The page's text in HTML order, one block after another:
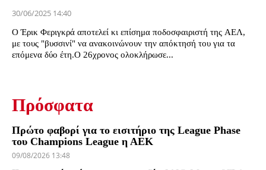
30/06/2025 14:40
Ο Έρικ Φεριγκρά αποτελεί κι επίσημα ποδοσφαιριστή της ΑΕΛ,
με τους "βυσσινί" να ανακοινώνουν την απόκτησή του για τα
επόμενα δύο έτη.Ο 26χρονος ολοκλήρωσε...
Πρόσφατα
Πρώτο φαβορί για το εισιτήριο της League Phase
του Champions League η ΑΕΚ
09/08/2026 13:48